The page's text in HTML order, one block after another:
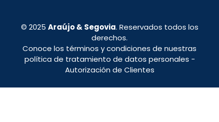
© 2025 Araújo & Segovia. Reservados todos los
derechos.
Conoce los términos y condiciones de nuestras
política de tratamiento de datos personales -
Autorización de Clientes